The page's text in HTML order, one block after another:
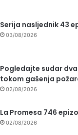
Serija nasljednik 43
03/08/2026
Pogledajte sudar
tokom gašenja
02/08/2026
La Promesa 746
02/08/2026